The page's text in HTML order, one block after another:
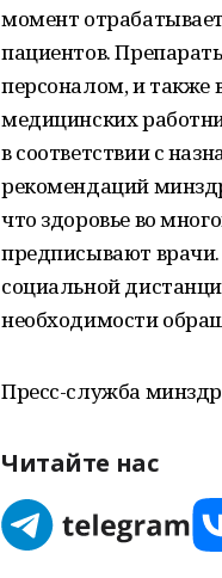
момент
пациентов.
персоналом, и также
медицинских
в соответствии с
рекомендаций
что здоровье во
предписывают
социальной
необходимости
Пресс-служба
Читайте нас